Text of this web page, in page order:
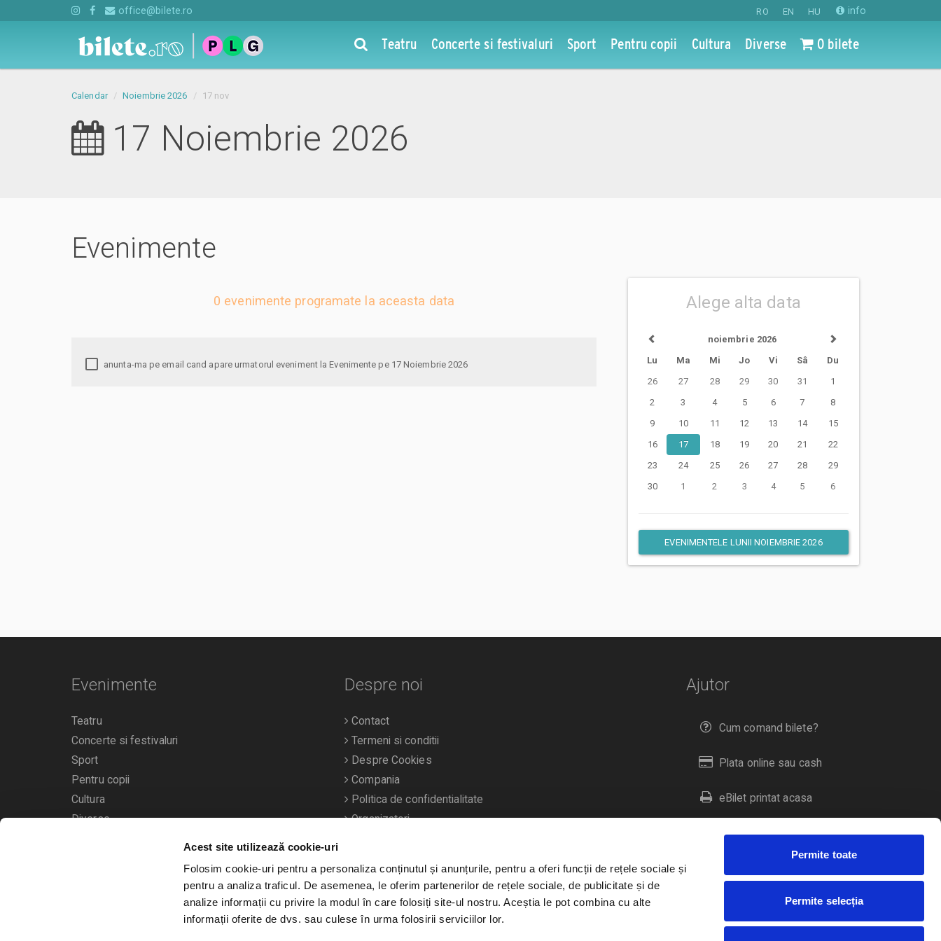
Acest site utilizează cookie-uri
Folosim cookie-uri pentru a personaliza conținutul și anunțurile, pentru a oferi funcții de rețele sociale și
pentru a analiza traficul. De asemenea, le oferim partenerilor de rețele sociale, de publicitate și de
analize informații cu privire la modul în care folosiți site-ul nostru. Aceștia le pot combina cu alte
informații oferite de dvs. sau culese în urma folosirii serviciilor lor.
Permite toate
Permite selecția
RO EN HU info
office@bilete.ro
Teatru Concerte si festivaluri Sport Pentru copii Cultura Diverse 0 bilete
Calendar Noiembrie 2026 17 nov
17 Noiembrie 2026
Evenimente
0 evenimente programate la aceasta data
anunta-ma pe email cand apare urmatorul eveniment la Evenimente pe 17 Noiembrie 2026
Alege alta data
noiembrie 2026
Lu
Ma Mi Jo Vi Sâ
Du
26
27 28 29 30 31
1
2
3 4 5 6 7
8
9
10 11 12 13 14
15
16
17 18 19 20 21
22
23
24 25 26 27 28
29
30
1 2 3 4 5 6
EVENIMENTELE LUNII NOIEMBRIE 2026
Ajutor
Cum comand bilete?
Plata online sau cash
eBilet printat acasa
Livrare prin curier
Duplicare bilete
Evenimente
Teatru
Concerte si festivaluri
Sport
Pentru copii
Cultura
Diverse
Calendarul evenimentelor
Despre noi
Contact
Termeni si conditii
Despre Cookies
Compania
Politica de confidentialitate
Organizatori